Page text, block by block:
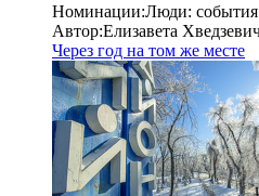
Номинации:Люди: cобытия
Автор:Елизавета
Через год на том же месте